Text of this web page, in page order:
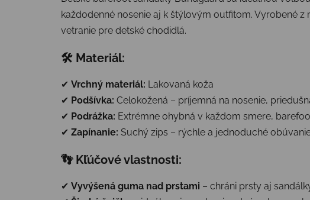
každodenné nosenie aj k štýlovým outfitom. Vyrobené
vetranie pre detské chodidlá.
🛠 Materiál:
✔ Vrchný materiál: Lakovaná koža
✔ Podšívka: Celokožená – príjemná na nosenie,
✔ Podrážka: Extrémne ohybná v každom smere,
✔ Zapínanie: Suchý zips – rýchle a jednoduché
👣 Kľúčové vlastnosti:
✔ Vyvýšená guma nad prstami – chráni prsty aj